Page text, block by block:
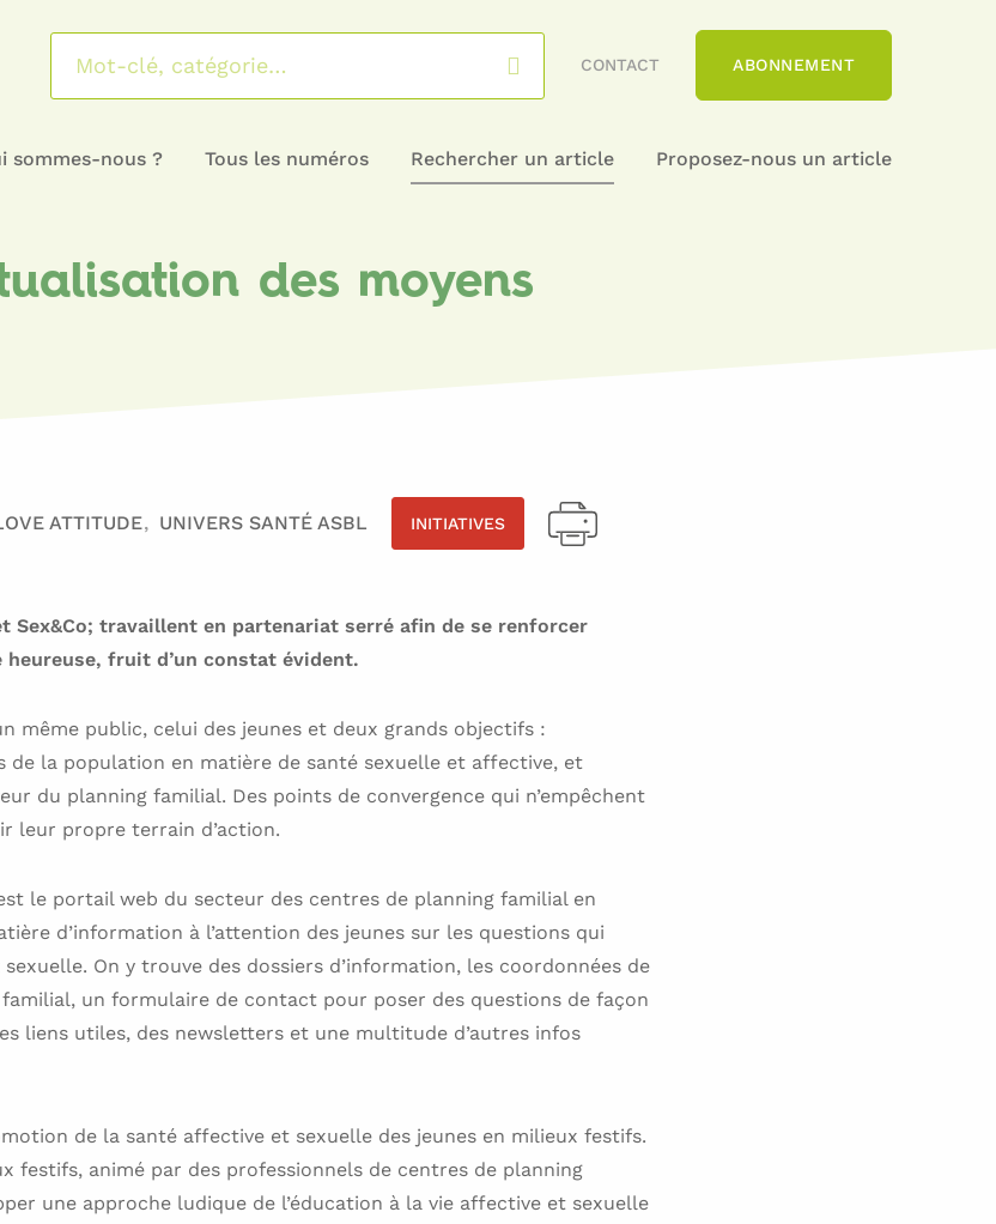
CONTACT ABONNEMENT
sommes-nous ? Tous les numéros Rechercher un article Proposez-nous un article
des moyens
ATTITUDE UNIVERS SANTÉ ASBL INITIATIVES
Sex&Co; travaillent en partenariat serré afin de se renforcer
fruit d’un constat évident.
même public, celui des jeunes et deux grands objectifs :
de la population en matière de santé sexuelle et affective, et
du planning familial. Des points de convergence qui n’empêchent
leur propre terrain d’action.
le portail web du secteur des centres de planning familial en
d’information à l’attention des jeunes sur les questions qui
On y trouve des dossiers d’information, les coordonnées de
un formulaire de contact pour poser des questions de façon
liens utiles, des newsletters et une multitude d’autres infos
de la santé affective et sexuelle des jeunes en milieux festifs.
festifs, animé par des professionnels de centres de planning
une approche ludique de l’éducation à la vie affective et sexuelle